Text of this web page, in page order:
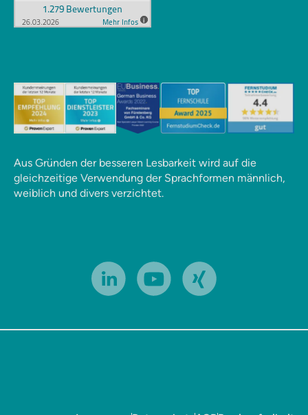
Aus Gründen der besseren Lesbarkeit wird auf die
gleichzeitige Verwendung der Sprachformen männlich,
weiblich und divers verzichtet.